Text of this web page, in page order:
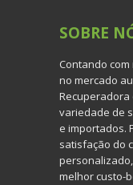
SOBRE
Contando
no mercado
Recuperadora
variedade de
e importados.
satisfação do
melhor custo-